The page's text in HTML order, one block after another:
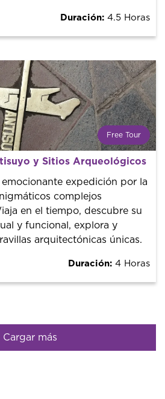
Duración: 4.5 Horas
Free Tour
rutas turísticas. Reserva sin coste
¡El precio es libre! Por lo que al
tú le pones el precio.
y Sitios Arqueológicos
emocionante expedición por la
complejos
en el tiempo, descubre su
y funcional, explora y
arquitectónicas únicas.
Duración: 4 Horas
Cargar más